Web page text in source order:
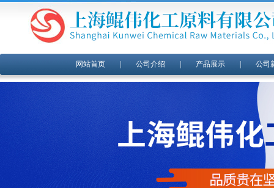
网站首页 公司介绍 产品展示 公司